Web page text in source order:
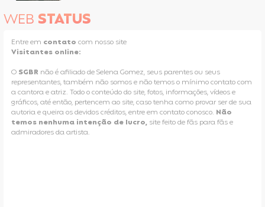
WEB STATUS
Entre em contato com nosso site
Visitantes online:
O SGBR não é afiliado de Selena Gomez, seus parentes ou seus
representantes, também não somos e não temos o mínimo contato com
a cantora e atriz. Todo o conteúdo do site, fotos, informações, vídeos e
gráficos, até então, pertencem ao site, caso tenha como provar ser de sua
autoria e queira os devidos créditos, entre em contato conosco. Não
temos nenhuma intenção de lucro, site feito de fãs para fãs e
admiradores da artista.